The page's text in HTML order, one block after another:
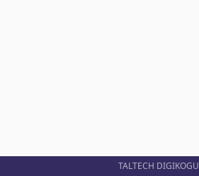
TALTECH DIGIKOGU